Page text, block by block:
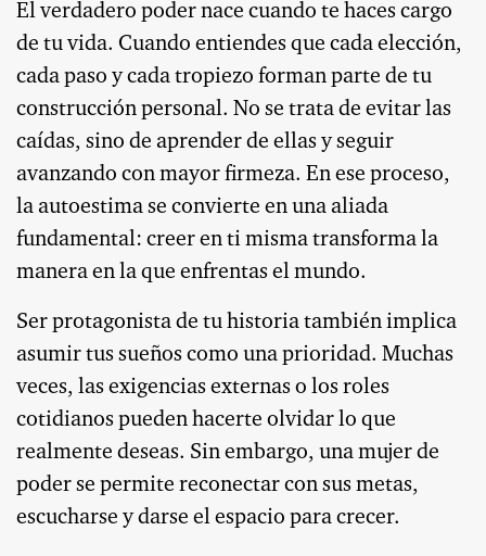
El verdadero poder nace cuando te haces cargo
de tu vida. Cuando entiendes que cada elección,
cada paso y cada tropiezo forman parte de tu
construcción personal. No se trata de evitar las
caídas, sino de aprender de ellas y seguir
avanzando con mayor firmeza. En ese proceso,
la autoestima se convierte en una aliada
fundamental: creer en ti misma transforma la
manera en la que enfrentas el mundo.
Ser protagonista de tu historia también implica
asumir tus sueños como una prioridad. Muchas
veces, las exigencias externas o los roles
cotidianos pueden hacerte olvidar lo que
realmente deseas. Sin embargo, una mujer de
poder se permite reconectar con sus metas,
escucharse y darse el espacio para crecer.